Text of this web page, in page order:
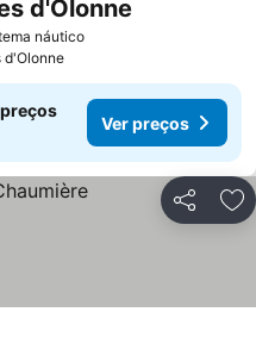
náutico
d'Olonne
d'Olonne
Ver preços
Partilhar